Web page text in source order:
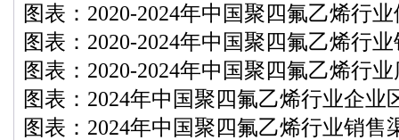
图表：2020-2024年中国聚四氟乙烯行
图表：2020-2024年中国聚四氟乙烯行
图表：2020-2024年中国聚四氟乙烯行
图表：2024年中国聚四氟乙烯行业企业
图表：2024年中国聚四氟乙烯行业销售